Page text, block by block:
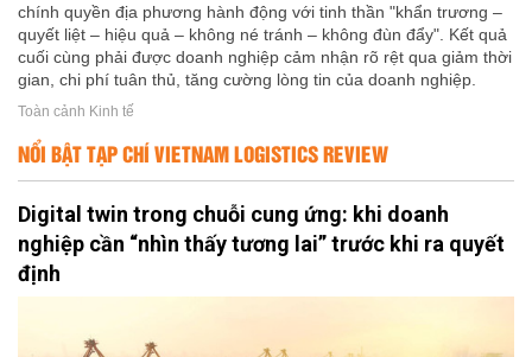
chính quyền địa phương hành động với tinh thần "khẩn trương –
quyết liệt – hiệu quả – không né tránh – không đùn đẩy". Kết quả
cuối cùng phải được doanh nghiệp cảm nhận rõ rệt qua giảm thời
gian, chi phí tuân thủ, tăng cường lòng tin của doanh nghiệp.
Toàn cảnh Kinh tế
NỔI BẬT TẠP CHÍ VIETNAM LOGISTICS REVIEW
Digital twin trong chuỗi cung ứng: khi doanh
nghiệp cần “nhìn thấy tương lai” trước khi ra quyết
định